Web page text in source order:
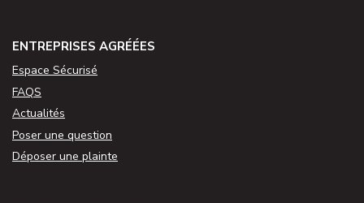
ENTREPRISES AGRÉÉES
Espace Sécurisé
FAQS
Actualités
Poser une question
Déposer une plainte